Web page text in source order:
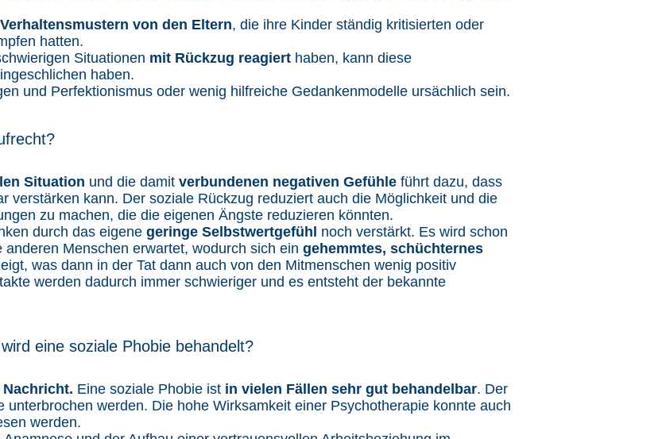
Verhaltensmustern von den Eltern, die ihre Kinder ständig kritisierten oder
hatten.
Situationen mit Rückzug reagiert haben, kann diese
haben.
und Perfektionismus oder wenig hilfreiche Gedankenmodelle ursächlich sein.
Situation und die damit verbundenen negativen Gefühle führt dazu, dass
verstärken kann. Der soziale Rückzug reduziert auch die Möglichkeit und die
zu machen, die die eigenen Ängste reduzieren könnten.
durch das eigene geringe Selbstwertgefühl noch verstärkt. Es wird schon
Menschen erwartet, wodurch sich ein gehemmtes, schüchternes
was dann in der Tat dann auch von den Mitmenschen wenig positiv
werden dadurch immer schwieriger und es entsteht der bekannte
eine soziale Phobie behandelt?
Eine soziale Phobie ist in vielen Fällen sehr gut behandelbar. Der
unterbrochen werden. Die hohe Wirksamkeit einer Psychotherapie konnte auch
werden.